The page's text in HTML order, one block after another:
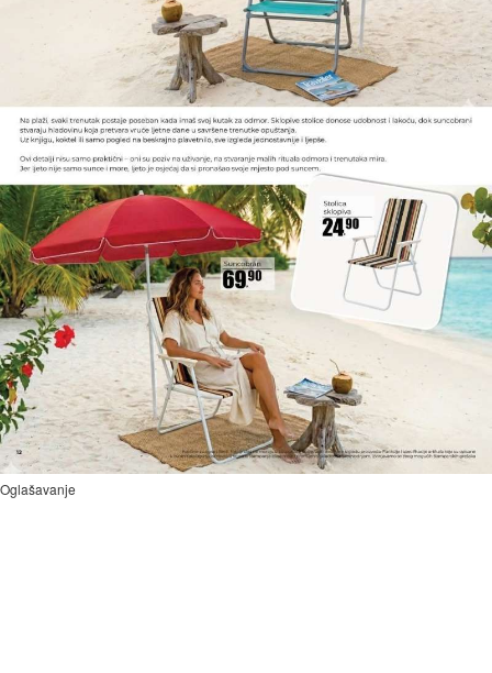
Oglašavanje